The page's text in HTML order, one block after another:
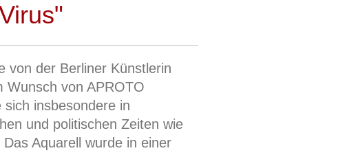
von der Berliner Künstlerin
Wunsch von APROTO
insbesondere in
und politischen Zeiten wie
Aquarell wurde in einer